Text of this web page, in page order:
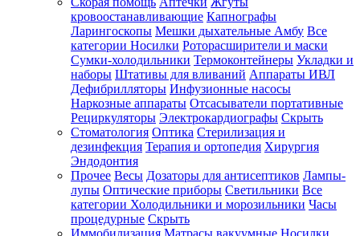
кровоостанавливающие Капнографы
Ларингоскопы Мешки дыхательные Амбу Все
категории Носилки Роторасширители и маски
Сумки-холодильники Термоконтейнеры Укладки и
наборы Штативы для вливаний Аппараты ИВЛ
Дефибрилляторы Инфузионные насосы
Наркозные аппараты Отсасыватели портативные
Рециркуляторы Электрокардиографы Скрыть
Стоматология Оптика Стерилизация и
дезинфекция Терапия и ортопедия Хирургия
Эндодонтия
Прочее Весы Дозаторы для антисептиков Лампы-
лупы Оптические приборы Светильники Все
категории Холодильники и морозильники Часы
процедурные Скрыть
Иммобилизация Матрасы вакуумные Носилки